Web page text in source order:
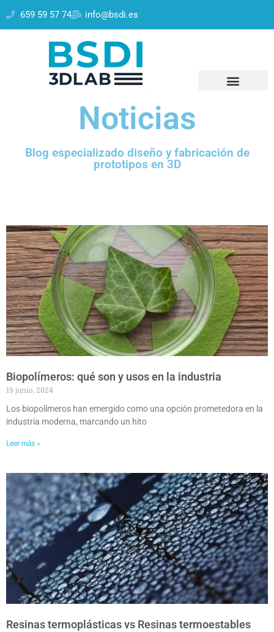
659 59 57 74 info@bsdi.es
Noticias
Blog especializado diseño y fabricación de
prototipos en 3D
Biopolímeros: qué son y usos en la industria
19 junio, 2024
Los biopolímeros han emergido como una opción prometedora en la
industria moderna, marcando un hito
Leer más »
Resinas termoplásticas vs Resinas termoestables